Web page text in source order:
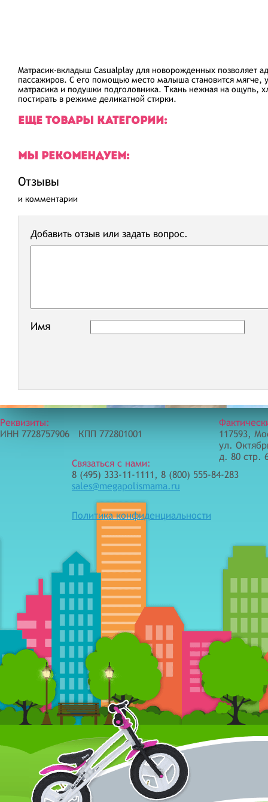
Матрасик-вкладыш Casualplay для новорожденных позволяет
пассажиров. С его помощью место малыша становится мягче,
матрасика и подушки подголовника. Ткань нежная на ощупь,
постирать в режиме деликатной стирки.
ЕЩЕ ТОВАРЫ КАТЕГОРИИ:
МЫ РЕКОМЕНДУЕМ:
Отзывы
и комментарии
Добавить отзыв или задать вопрос.
Имя
Реквизиты:
ИНН 7728757906 КПП 772801001
Связаться с нами:
8 (495) 333-11-1111, 8 (800) 555-84-283
sales@megapolismama.ru
Политика конфиденциальности
117593,
ул.
д. 80 стр.